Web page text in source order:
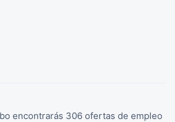
encontrarás 306 ofertas de empleo